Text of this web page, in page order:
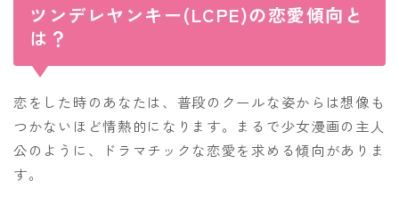
ツンデレヤンキー(LCPE)の恋愛傾向と
は？
恋をした時のあなたは、普段のクールな姿からは想像も
つかないほど情熱的になります。まるで少女漫画の主人
公のように、ドラマチックな恋愛を求める傾向がありま
す。